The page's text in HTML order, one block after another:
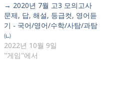
→ 2020년 7월 고3 모의고사
문제, 답, 해설, 등급컷, 영어듣
기 - 국어/영어/수학/사탐/과탐
㈁
2022년 10월 9일
"게임"에서